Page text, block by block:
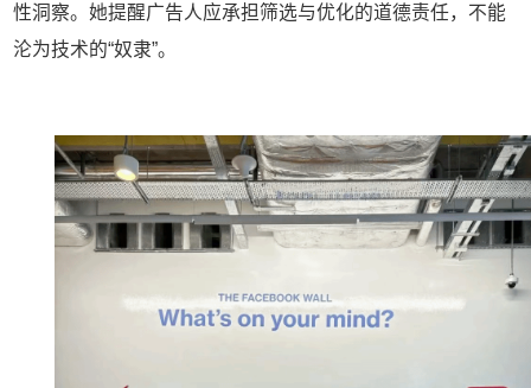
性洞察。她提醒广告人应承担筛选与优化的道德责任，不能
沦为技术的“奴隶”。